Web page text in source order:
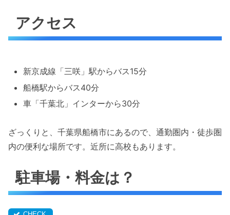
アクセス
新京成線「三咲」駅からバス15分
船橋駅からバス40分
車「千葉北」インターから30分
ざっくりと、千葉県船橋市にあるので、通勤圏内・徒歩圏
内の便利な場所です。近所に高校もあります。
駐車場・料金は？